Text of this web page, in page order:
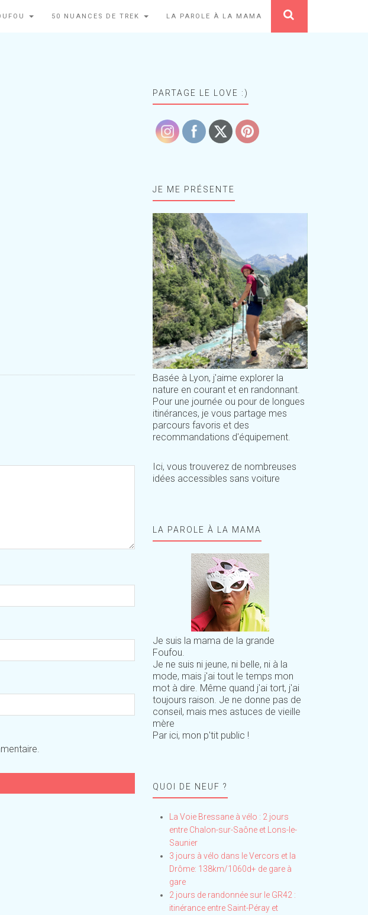
50 NUANCES DE TREK LA PAROLE À LA MAMA
PARTAGE LE LOVE :)
JE ME PRÉSENTE
Basée à Lyon, j'aime explorer la
nature en courant et en randonnant.
Pour une journée ou pour de longues
itinérances, je vous partage mes
parcours favoris et des
recommandations d'équipement.
Ici, vous trouverez de nombreuses
idées accessibles sans voiture
LA PAROLE À LA MAMA
Je suis la mama de la grande
Foufou.
Je ne suis ni jeune, ni belle, ni à la
mode, mais j'ai tout le temps mon
mot à dire. Même quand j'ai tort, j'ai
toujours raison. Je ne donne pas de
conseil, mais mes astuces de vieille
mère
Par ici, mon p'tit public !
QUOI DE NEUF ?
La Voie Bressane à vélo : 2 jours
entre Chalon-sur-Saône et Lons-le-
Saunier
3 jours à vélo dans le Vercors et la
Drôme: 138km/1060d+ de gare à
gare
2 jours de randonnée sur le GR42 :
itinérance entre Saint-Péray et